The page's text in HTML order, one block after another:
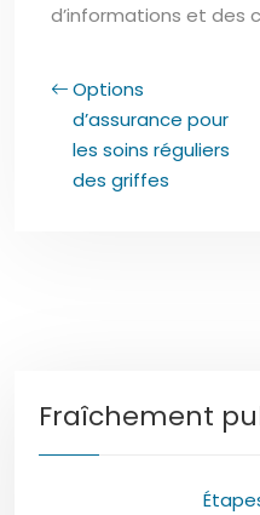
d’informations et des
Options
d’assurance pour
les soins réguliers
des griffes
Fraîchement